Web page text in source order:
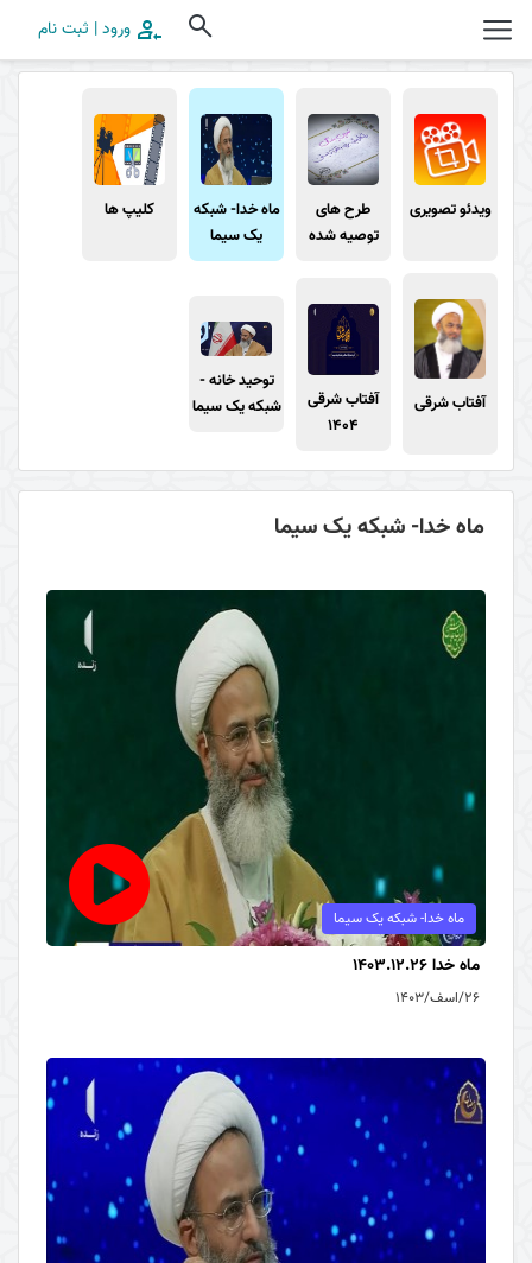
ورود | ثبت نام
ویدئو تصویری
طرح های
توصیه شده
ماه خدا- شبکه
یک سیما
کلیپ ها
آفتاب شرقی
آفتاب شرقی
1404
توحید خانه -
شبکه یک سیما
ماه خدا- شبکه یک سیما
ماه خدا- شبکه یک سیما
ماه خدا 1403.12.26
۲۶/اسف/۱۴۰۳